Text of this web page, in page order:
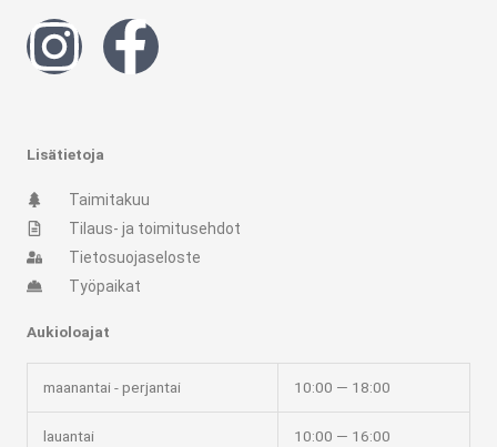
I
n
s
t
a
g
r
a
F
a
e
b
o
o
k
Lisätietoja
Taimitakuu
Tilaus- ja toimitusehdot
Tietosuojaseloste
Työpaikat
Aukioloajat
maanantai - perjantai 10:00 — 18:00
lauantai 10:00 — 16:00